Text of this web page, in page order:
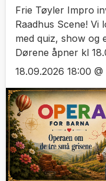
Frie Tøyler Impro
Raadhus Scene! Vi
med quiz, show og
Dørene åpner kl
18.09.2026 18:00